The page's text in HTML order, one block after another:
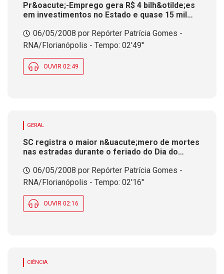
Pr&oacute;-Emprego gera R$ 4 bilh&otilde;es
em investimentos no Estado e quase 15 mil
06/05/2008 por Repórter Patrícia Gomes -
RNA/Florianópolis - Tempo: 02'49''
OUVIR 02:49
GERAL
SC registra o maior n&uacute;mero de mortes
nas estradas durante o feriado do Dia do
06/05/2008 por Repórter Patrícia Gomes -
RNA/Florianópolis - Tempo: 02'16''
OUVIR 02:16
CIÊNCIA